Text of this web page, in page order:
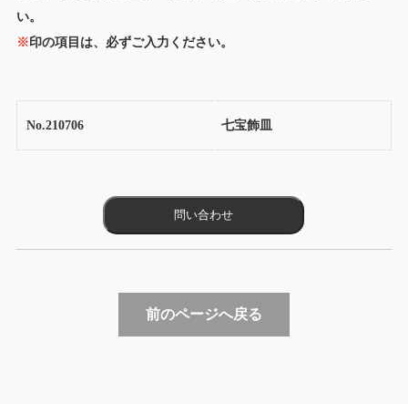
い。
※印の項目は、必ずご入力ください。
No.210706 七宝飾皿
前のページへ戻る